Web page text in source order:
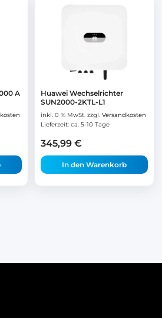
A
Huawei Wechselrichter
SUN2000-2KTL-L1
inkl. 0 % MwSt. zzgl. Versandkosten
Lieferzeit: ca. 5-10 Tage
345,99 €
In den Warenkorb